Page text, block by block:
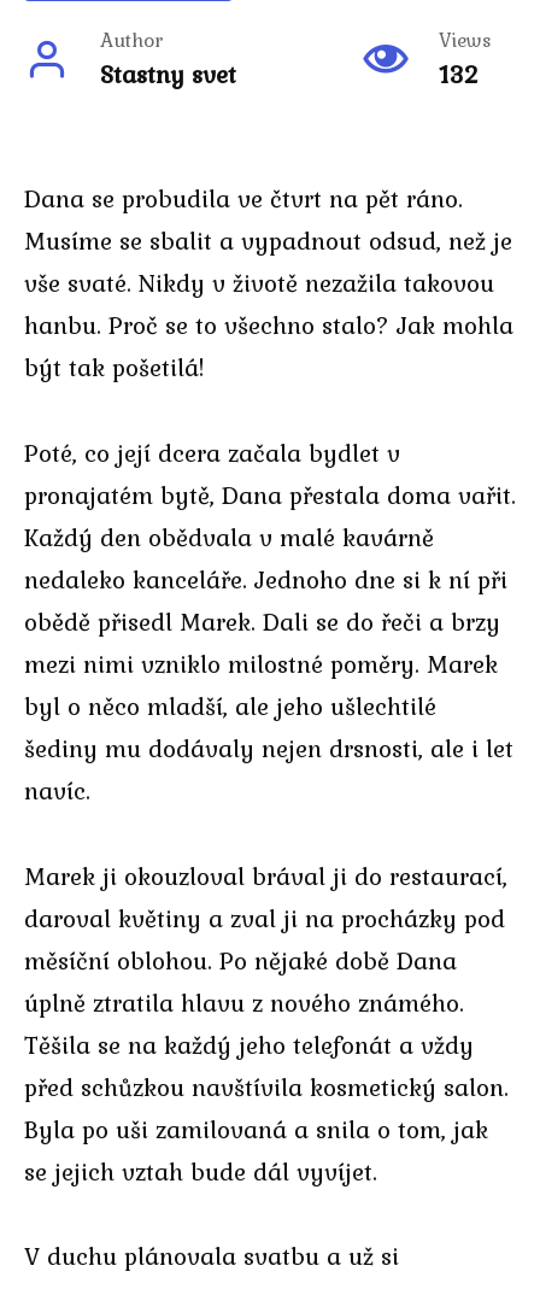
Author
Stastny svet
Views
132
Dana se probudila ve čtvrt na pět ráno.
Musíme se sbalit a vypadnout odsud, než je
vše svaté. Nikdy v životě nezažila takovou
hanbu. Proč se to všechno stalo? Jak mohla
být tak pošetilá!
Poté, co její dcera začala bydlet v
pronajatém bytě, Dana přestala doma vařit.
Každý den obědvala v malé kavárně
nedaleko kanceláře. Jednoho dne si k ní při
obědě přisedl Marek. Dali se do řeči a brzy
mezi nimi vzniklo milostné poměry. Marek
byl o něco mladší, ale jeho ušlechtilé
šediny mu dodávaly nejen drsnosti, ale i let
navíc.
Marek ji okouzloval brával ji do restaurací,
daroval květiny a zval ji na procházky pod
měsíční oblohou. Po nějaké době Dana
úplně ztratila hlavu z nového známého.
Těšila se na každý jeho telefonát a vždy
před schůzkou navštívila kosmetický salon.
Byla po uši zamilovaná a snila o tom, jak
se jejich vztah bude dál vyvíjet.
V duchu plánovala svatbu a už si